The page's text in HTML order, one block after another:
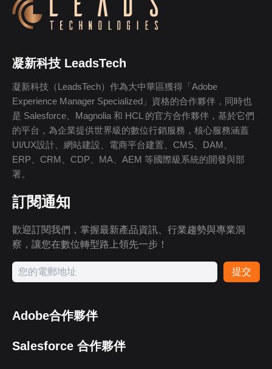
凝新科技 LeadsTech
凝新科技（LeadsTech）作為大中華區獲得「Adobe
Experience Manager Specialized」資格的合作夥伴，同時也
是 Salesforce、Magnolia 和 HCL 的官方合作夥伴，基於它們
的平台，為企業提供世界級的數位行銷服務，核心服務涵蓋
UI/UX設計、網站建設、電商平台建置、CMS、DAM、
ERP、CRM、CDP、MA、AEM 等國際級系統的開發與部
署。
訂閱通知
歡迎訂閱我們，掌握最新產品資訊、行業趨勢與專業洞
察，讓您在數位轉型路上領先一步！
提交
Adobe合作夥伴
Salesforce 合作夥伴